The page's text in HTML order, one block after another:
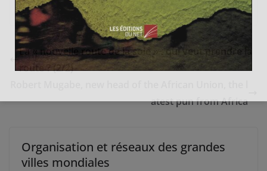
La « nouvelle route de la soie » : qui veut prendre la
route ? (2/2)
atest pun from Africa
Organisation et réseaux des grandes
villes mondiales